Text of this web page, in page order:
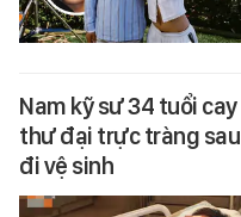
Nam kỹ sư 34 tuổi
thư đại trực tràng
đi vệ sinh